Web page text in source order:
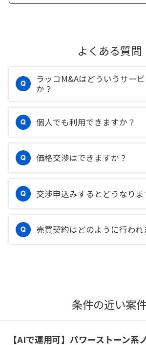
よくある質問
ラッコM&Aはどういうサー
か？
個人でも利用できますか？
価格交渉はできますか？
交渉申込みするとどうなりま
売買契約はどのように行われ
条件の近い案
【AIで運用可】パワーストーン系